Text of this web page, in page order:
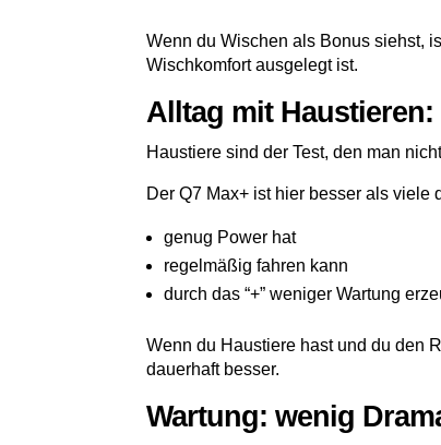
Wenn du Wischen als Bonus siehst,
Wischkomfort ausgelegt ist.
Alltag mit
Haustiere sind der Test, den man
Der Q7 Max+ ist hier besser als viele
genug Power hat
regelmäßig fahren kann
durch das “+” weniger Wartung
Wenn du Haustiere hast und du den
dauerhaft besser.
Wartung: wenig